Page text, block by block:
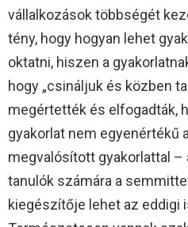
vállalkozások többségét
tény, hogy hogyan lehet
oktatni, hiszen a
hogy „csináljuk és közben
megértették és elfogadták,
gyakorlat nem egyenértékű
megvalósított gyakorlattal –
tanulók számára a
kiegészítője lehet az eddigi